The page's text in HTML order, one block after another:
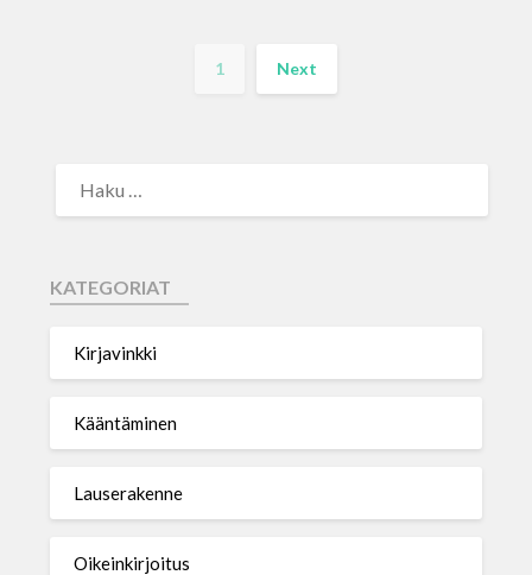
1 Next
KATEGORIAT
Kirjavinkki
Kääntäminen
Lauserakenne
Oikeinkirjoitus